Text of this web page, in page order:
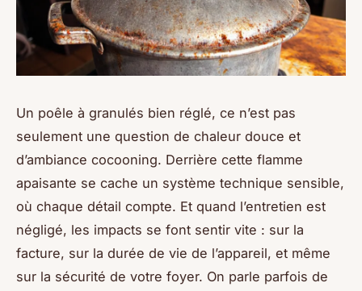
Un poêle à granulés bien réglé, ce n’est pas
seulement une question de chaleur douce et
d’ambiance cocooning. Derrière cette flamme
apaisante se cache un système technique sensible,
où chaque détail compte. Et quand l’entretien est
négligé, les impacts se font sentir vite : sur la
facture, sur la durée de vie de l’appareil, et même
sur la sécurité de votre foyer. On parle parfois de